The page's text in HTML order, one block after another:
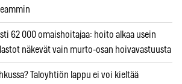
62 000 omaishoitajaa: hoito alkaa usein
näkevät vain murto-osan hoivavastuusta
Taloyhtiön lappu ei voi kieltää